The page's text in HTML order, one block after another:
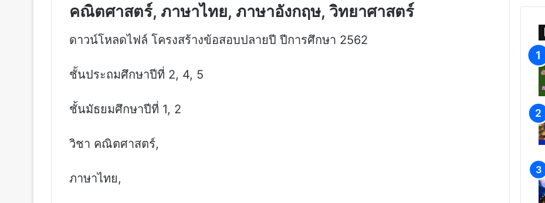
คณิตศาสตร์, ภาษาไทย, ภาษาอังกฤษ, วิทยาศาสตร์
ดาวน์โหลดไฟล์ โครงสร้างข้อสอบปลายปี ปีการศึกษา 2562
ชั้นประถมศึกษาปีที่ 2, 4, 5
ชั้นมัธยมศึกษาปีที่ 1, 2
วิชา คณิตศาสตร์,
ภาษาไทย,